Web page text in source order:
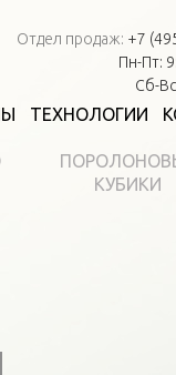
Отдел продаж: +7
Пн-Пт:
Сб-
ТЕХНОЛОГИИ
КУБИКИ